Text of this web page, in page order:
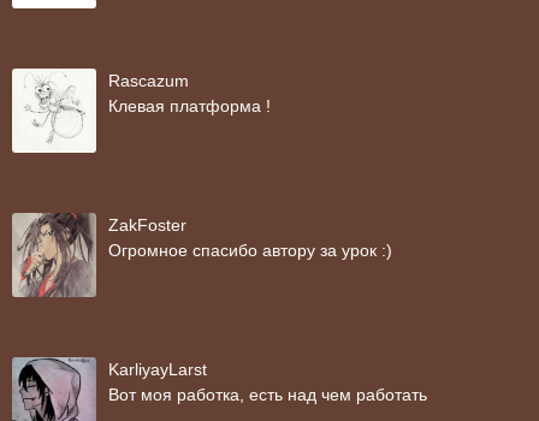
Rascazum
Клевая платформа !
ZakFoster
Огромное спасибо автору за урок :)
KarliyayLarst
Вот моя работка, есть над чем работать